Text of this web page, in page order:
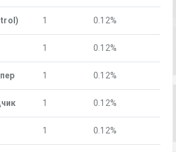
1 0.12%
1 0.12%
1 0.12%
1 0.12%
1 0.12%